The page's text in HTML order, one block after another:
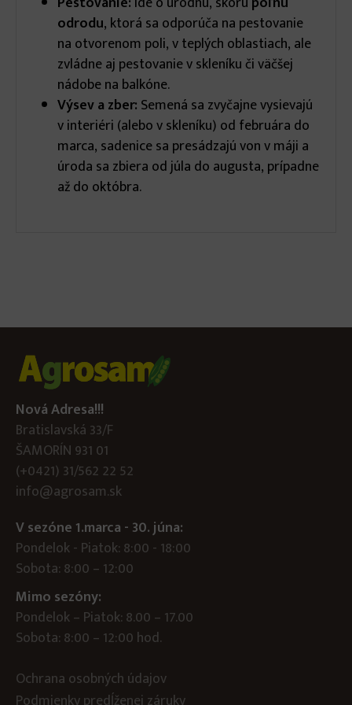
odrodu, ktorá sa odporúča na pestovanie
na otvorenom poli, v teplých oblastiach, ale
zvládne aj pestovanie v skleníku či väčšej
nádobe na balkóne.
Výsev a zber: Semená sa zvyčajne vysievajú
v interiéri (alebo v skleníku) od februára do
marca, sadenice sa presádzajú von v máji a
úroda sa zbiera od júla do augusta, prípadne
až do októbra.
Nová Adresa!!!
Bratislavská 33/F
ŠAMORÍN 931 01
(+0421) 31/562 22 52
info@agrosam.sk
V sezóne 1.marca - 30. júna:
Pondelok - Piatok: 8:00 - 18:00
Sobota: 8:00 – 12:00
Mimo sezóny:
Pondelok – Piatok: 8.00 – 17.00
Sobota: 8:00 – 12:00 hod.
Ochrana osobných údajov